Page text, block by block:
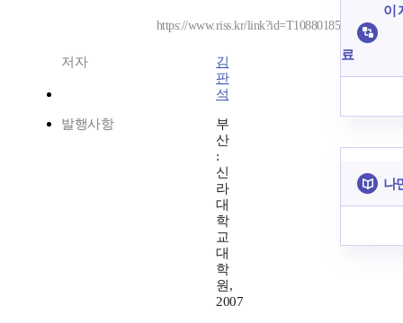
https://www.riss.kr/link?id=T10880185
저자
김
판
석
발행사항
부
산
:
신
라
대
학
교
대
학
원,
2007
이
료
나